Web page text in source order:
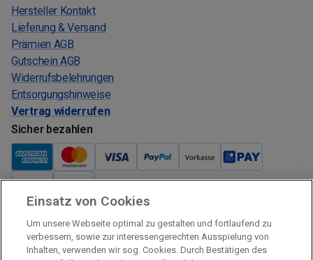
Hersteller Kontakt
Lieferung & Versand
Prämien AGB
Gutschein AGB
Widerrufsbelehrungen
Entsorgungshinweise
Vertrag widerrufen
Sicher bezahlen
Verkauf und Versand
Kostenloser Versand:
Verkauf und Versand durch:
Einsatz von Cookies
Um unsere Webseite optimal zu gestalten und fortlaufend zu
verbessern, sowie zur interessengerechten Ausspielung von
Inhalten, verwenden wir sog. Cookies. Durch Bestätigen des